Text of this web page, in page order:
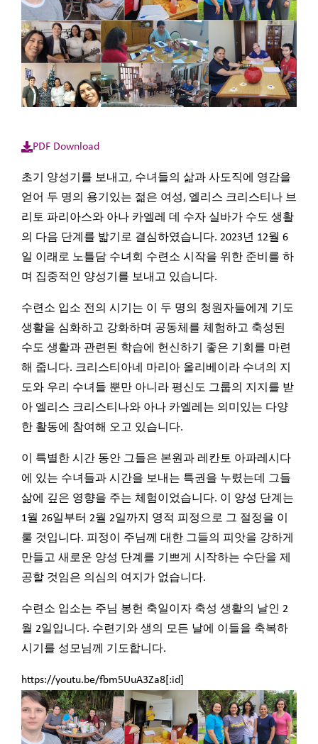
PDF Download
초기 양성기를 보내고, 수녀들의 삶과 사도직에 영감을
얻어 두 명의 용기있는 젊은 여성, 엘리스 크리스티나 브
리토 파리아스와 아나 카엘레 데 수자 실바가 수도 생활
의 다음 단계를 밟기로 결심하였습니다. 2023년 12월 6
일 이래로 노틀담 수녀회 수련소 시작을 위한 준비를 하
며 집중적인 양성기를 보내고 있습니다.
수련소 입소 전의 시기는 이 두 명의 청원자들에게 기도
생활을 심화하고 강화하며 공동체를 체험하고 축성된
수도 생활과 관련된 학습에 헌신하기 좋은 기회를 마련
해 줍니다. 크리스티아네 마리아 올리베이라 수녀의 지
도와 우리 수녀들 뿐만 아니라 평신도 그룹의 지지를 받
아 엘리스 크리스티나와 아나 카엘레는 의미있는 다양
한 활동에 참여해 오고 있습니다.
이 특별한 시간 동안 그들은 본원과 레칸토 아파레시다
에 있는 수녀들과 시간을 보내는 특권을 누렸는데 그들
삶에 깊은 영향을 주는 체험이었습니다. 이 양성 단계는
1월 26일부터 2월 2일까지 영적 피정으로 그 절정을 이
룰 것입니다. 피정이 주님께 대한 그들의 피앗을 강하게
만들고 새로운 양성 단계를 기쁘게 시작하는 수단을 제
공할 것임은 의심의 여지가 없습니다.
수련소 입소는 주님 봉헌 축일이자 축성 생활의 날인 2
월 2일입니다. 수련기와 생의 모든 날에 이들을 축복하
시기를 성모님께 기도합니다.
https://youtu.be/fbm5UuA3Za8[:id]